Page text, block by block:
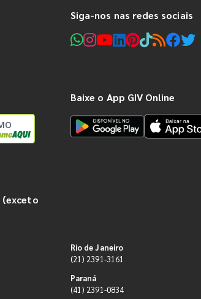
Siga-nos nas redes sociais
Baixe o App GIV Online
(exceto
Rio de Janeiro
(21) 2391-3161
Paraná
(41) 2391-0834